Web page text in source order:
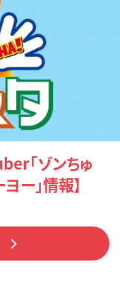
「ゾンちゅ
ー」情報】